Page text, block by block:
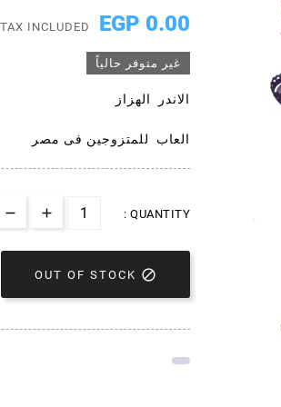
0.00 EGP
TAX INCLUDED
غير متوفر حالياً
الاندر الهزاز
العاب للمتزوجين فى مصر
QUANTITY :

OUT OF STOCK